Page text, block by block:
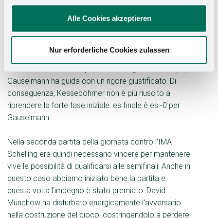
Alle Cookies akzeptieren
Nur erforderliche Cookies zulassen
dell'area di rigore e il conseguente calcio d'angolo
non guida però guida sperato. Con il passare dei
minuti es i forti giocatori e giocatrici della Gauselmann
Gauselmann ha guida con un rigore giustificato. Di
conseguenza, Kesseböhmer non è più riuscito a
riprendere la forte fase iniziale. es finale è es -0 per
Gauselmann.
Nella seconda partita della giornata contro l'IMA
Schelling era quindi necessario vincere per mantenere
vive le possibilità di qualificarsi alle semifinali. Anche in
questo caso abbiamo iniziato bene la partita e
questa volta l'impegno è stato premiato. David
Münchow ha disturbato energicamente l'avversario
nella costruzione del gioco, costringendolo a perdere